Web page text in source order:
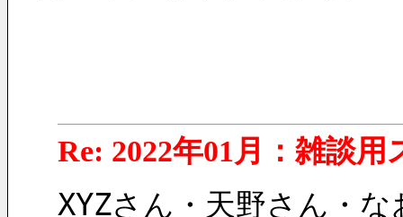
Re: 2022年01月：雑談用
XYZさん・天野さん・